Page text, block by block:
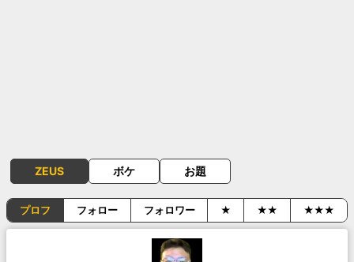
ZEUS ボケ お題
プロフ フォロー フォロワー ★ ★★ ★★★